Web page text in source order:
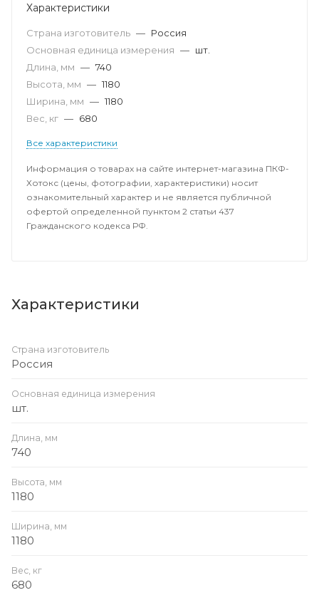
Характеристики
Страна изготовитель — Россия
Основная единица измерения — шт.
Длина, мм — 740
Высота, мм — 1180
Ширина, мм — 1180
Вес, кг — 680
Все характеристики
Информация о товарах на сайте интернет-магазина ПКФ-
Хотокс (цены, фотографии, характеристики) носит
ознакомительный характер и не является публичной
офертой определенной пунктом 2 статьи 437
Гражданского кодекса РФ.
Характеристики
Страна изготовитель
Россия
Основная единица измерения
шт.
Длина, мм
740
Высота, мм
1180
Ширина, мм
1180
Вес, кг
680